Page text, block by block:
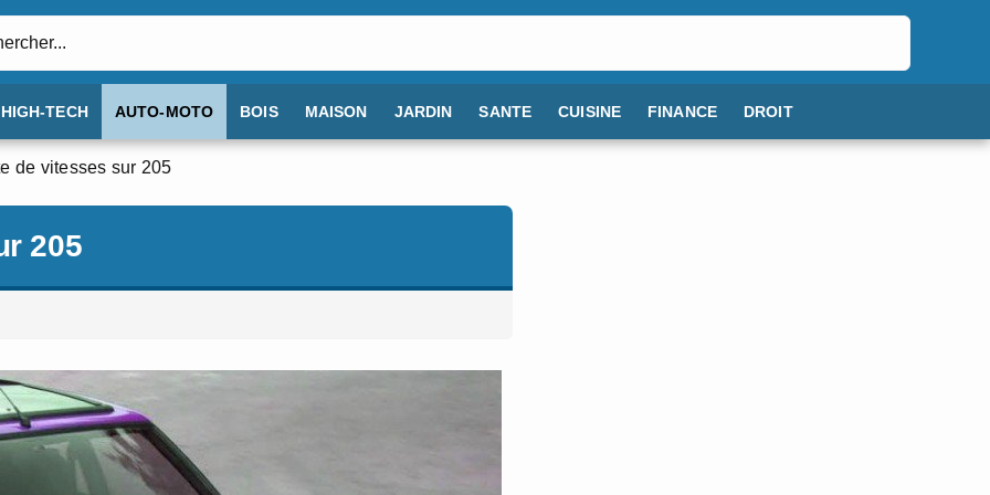
HIGH-TECH AUTO-MOTO BOIS MAISON JARDIN SANTE CUISINE FINANCE DROIT
de vitesses sur 205
205